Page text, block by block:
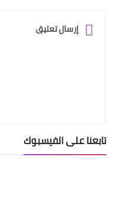
إرسال تعليق
تابعنا على الفيسبوك